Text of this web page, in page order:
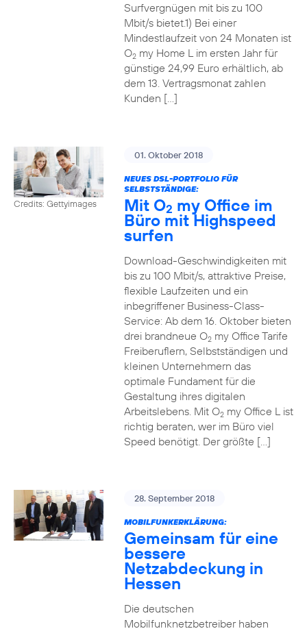
Surfvergnügen mit bis zu 100
Mbit/s bietet.1) Bei einer
Mindestlaufzeit von 24 Monaten ist
O2my Home L im ersten Jahr für
günstige 24,99 Euro erhältlich, ab
dem 13. Vertragsmonat zahlen
Kunden […]
Credits: Gettyimages
01. Oktober 2018
NEUES DSL-PORTFOLIO FÜR
SELBSTSTÄNDIGE:
Mit O2 my Office im
Büro mit Highspeed
surfen
Download-Geschwindigkeiten mit
bis zu 100 Mbit/s, attraktive Preise,
flexible Laufzeiten und ein
inbegriffener Business-Class-
Service: Ab dem 16. Oktober bieten
drei brandneue O2my Office Tarife
Freiberuflern, Selbstständigen und
kleinen Unternehmern das
optimale Fundament für die
Gestaltung ihres digitalen
Arbeitslebens. Mit O2my Office L ist
richtig beraten, wer im Büro viel
Speed benötigt. Der größte […]
28. September 2018
MOBILFUNKERKLÄRUNG:
Gemeinsam für eine
bessere
Netzabdeckung in
Hessen
Die deutschen
Mobilfunknetzbetreiber haben